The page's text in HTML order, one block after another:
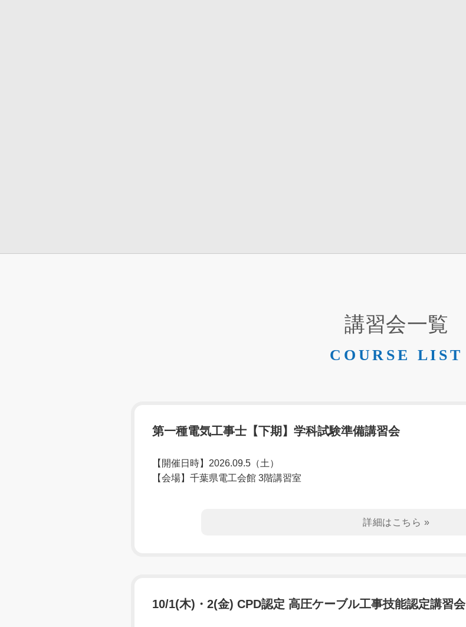
講習会一覧
COURSE LIST
第一種電気工事士【下期】学科試験準備講習会
【開催日時】2026.09.5（土）
【会場】千葉県電工会館 3階講習室
10/1(木)・2(金) CPD認定 高圧ケーブル工事技能認定講習会